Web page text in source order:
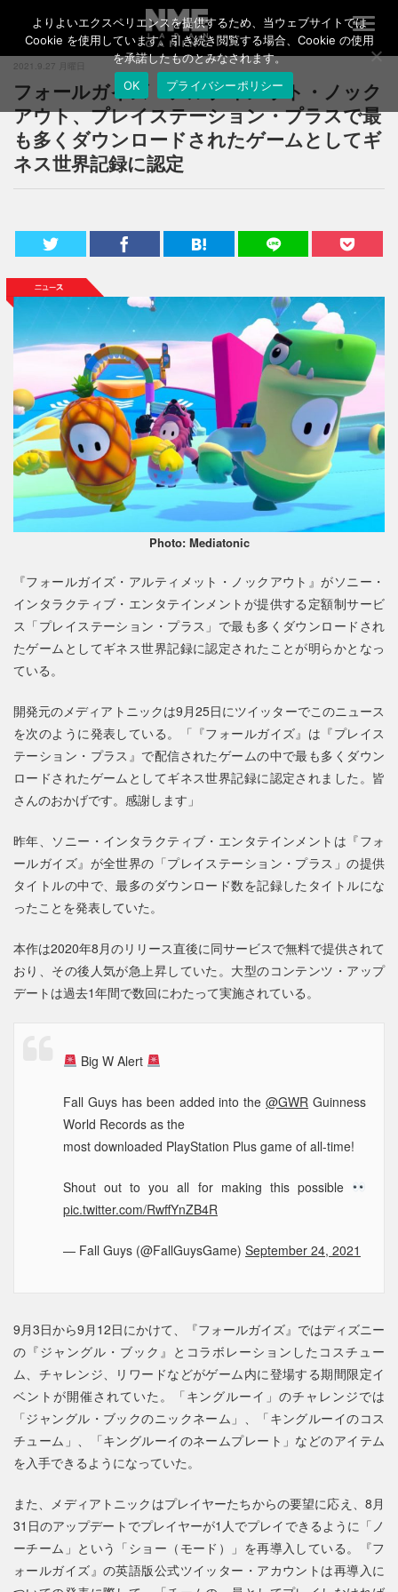
T
o
g
l
e
n
a
g
o
2021.9.27 月曜日
フォールガイズ・アルティメット・ノック
アウト、プレイステーション・プラスで最
も多くダウンロードされたゲームとしてギ
ネス世界記録に認定
Photo: Mediatonic
『フォールガイズ・アルティメット・ノックアウト』がソニー・
インタラクティブ・エンタテインメントが提供する定額制サービ
ス「プレイステーション・プラス」で最も多くダウンロードされ
たゲームとしてギネス世界記録に認定されたことが明らかとなっ
ている。
開発元のメディアトニックは9月25日にツイッターでこのニュース
を次のように発表している。「『フォールガイズ』は『プレイス
テーション・プラス』で配信されたゲームの中で最も多くダウン
ロードされたゲームとしてギネス世界記録に認定されました。皆
さんのおかげです。感謝します」
昨年、ソニー・インタラクティブ・エンタテインメントは『フォ
ールガイズ』が全世界の「プレイステーション・プラス」の提供
タイトルの中で、最多のダウンロード数を記録したタイトルにな
ったことを発表していた。
本作は2020年8月のリリース直後に同サービスで無料で提供されて
おり、その後人気が急上昇していた。大型のコンテンツ・アップ
デートは過去1年間で数回にわたって実施されている。
Big W Alert
Fall Guys has been added into the@GWR Guinness
World Records as the
most downloaded PlayStation Plus game of all-time!
Shout out to you all for making this possible
pic.twitter.com/RwffYnZB4R
— Fall Guys (@FallGuysGame) September 24, 2021
9月3日から9月12日にかけて、『フォールガイズ』ではディズニー
の『ジャングル・ブック』とコラボレーションしたコスチュー
ム、チャレンジ、リワードなどがゲーム内に登場する期間限定イ
ベントが開催されていた。「キングルーイ」のチャレンジでは
「ジャングル・ブックのニックネーム」、「キングルーイのコス
チューム」、「キングルーイのネームプレート」などのアイテム
を入手できるようになっていた。
また、メディアトニックはプレイヤーたちからの要望に応え、8月
31日のアップデートでプレイヤーが1人でプレイできるように「ノ
ーチーム」という「ショー（モード）」を再導入している。『フ
ォールガイズ』の英語版公式ツイッター・アカウントは再導入に
よりよいエクスペリエンスを提供するため、当ウェブサイトでは
Cookie を使用しています。引き続き閲覧する場合、Cookie の使用
を承諾したものとみなされます。
OK
プライバシーポリシー